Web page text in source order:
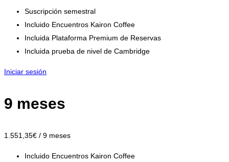
Suscripción semestral
Incluido Encuentros Kairon Coffee
Incluida Plataforma Premium de Reservas
Incluida prueba de nivel de Cambridge
Iniciar sesión
9 meses
1.551 ,35€ / 9 meses
Incluido Encuentros Kairon Coffee